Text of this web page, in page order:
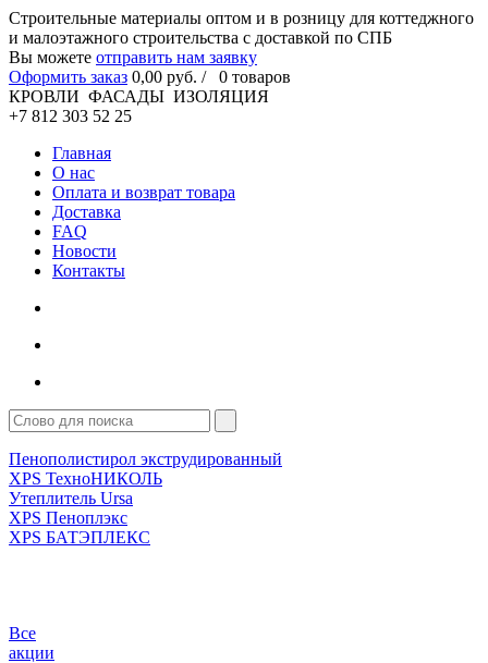
Cтроительные материалы оптом и в розницу для коттеджного
и малоэтажного строительства с доставкой по СПБ
Вы можете отправить нам заявку
Оформить заказ 0,00 руб. / 0 товаров
КРОВЛИ ФАСАДЫ ИЗОЛЯЦИЯ
+7 812 303 52 25
Главная
О нас
Оплата и возврат товара
Доставка
FAQ
Новости
Контакты
Пенополистирол экструдированный
XPS ТехноНИКОЛЬ
Утеплитель Ursa
XPS Пеноплэкс
XPS БАТЭПЛЕКС
Все
акции